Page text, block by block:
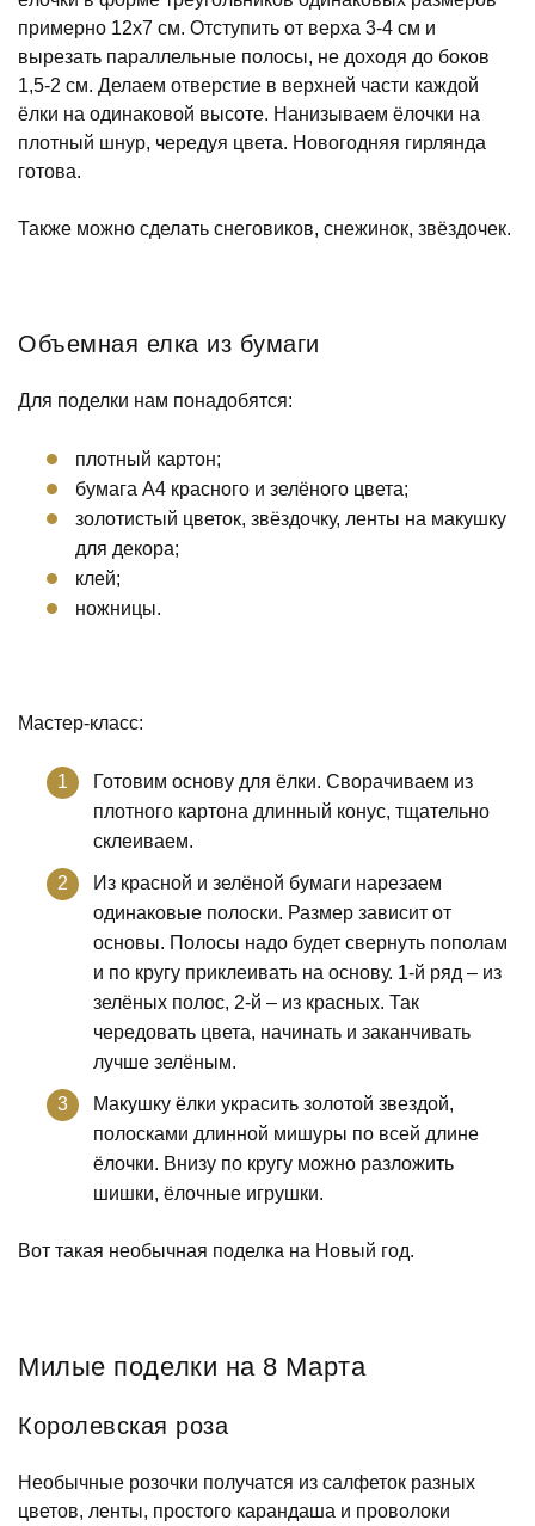
примерно 12х7 см. Отступить от верха 3-4 см и
вырезать параллельные полосы, не доходя до боков
1,5-2 см. Делаем отверстие в верхней части каждой
ёлки на одинаковой высоте. Нанизываем ёлочки на
плотный шнур, чередуя цвета. Новогодняя гирлянда
готова.
Также можно сделать снеговиков, снежинок, звёздочек.
Объемная елка из бумаги
Для поделки нам понадобятся:
плотный картон;
бумага А4 красного и зелёного цвета;
золотистый цветок, звёздочку, ленты на макушку
для декора;
клей;
ножницы.
Мастер-класс:
Готовим основу для ёлки. Сворачиваем из
плотного картона длинный конус, тщательно
склеиваем.
Из красной и зелёной бумаги нарезаем
одинаковые полоски. Размер зависит от
основы. Полосы надо будет свернуть пополам
и по кругу приклеивать на основу. 1-й ряд – из
зелёных полос, 2-й – из красных. Так
чередовать цвета, начинать и заканчивать
лучше зелёным.
Макушку ёлки украсить золотой звездой,
полосками длинной мишуры по всей длине
ёлочки. Внизу по кругу можно разложить
шишки, ёлочные игрушки.
Вот такая необычная поделка на Новый год.
Милые поделки на 8 Марта
Королевская роза
Необычные розочки получатся из салфеток разных
цветов, ленты, простого карандаша и проволоки